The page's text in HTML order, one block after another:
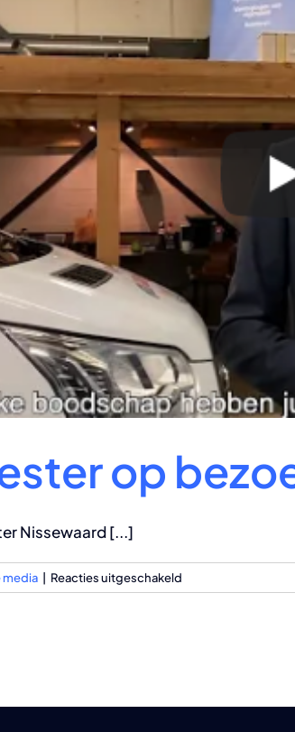
op
Nissewaard [...]
media | Reacties uitgeschakeld
De